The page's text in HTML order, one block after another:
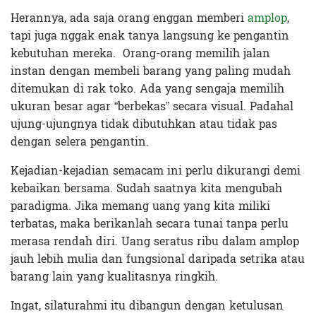
Herannya, ada saja orang enggan memberiamplop,
tapi juga nggak enak tanya langsung ke pengantin
kebutuhan mereka. Orang-orang memilih jalan
instan dengan membeli barang yang paling mudah
ditemukan di rak toko. Ada yang sengaja memilih
ukuran besar agar “berbekas” secara visual. Padahal
ujung-ujungnya tidak dibutuhkan atau tidak pas
dengan selera pengantin.
Kejadian-kejadian semacam ini perlu dikurangi demi
kebaikan bersama. Sudah saatnya kita mengubah
paradigma. Jika memang uang yang kita miliki
terbatas, maka berikanlah secara tunai tanpa perlu
merasa rendah diri. Uang seratus ribu dalam amplop
jauh lebih mulia dan fungsional daripada setrika atau
barang lain yang kualitasnya ringkih.
Ingat, silaturahmi itu dibangun dengan ketulusan